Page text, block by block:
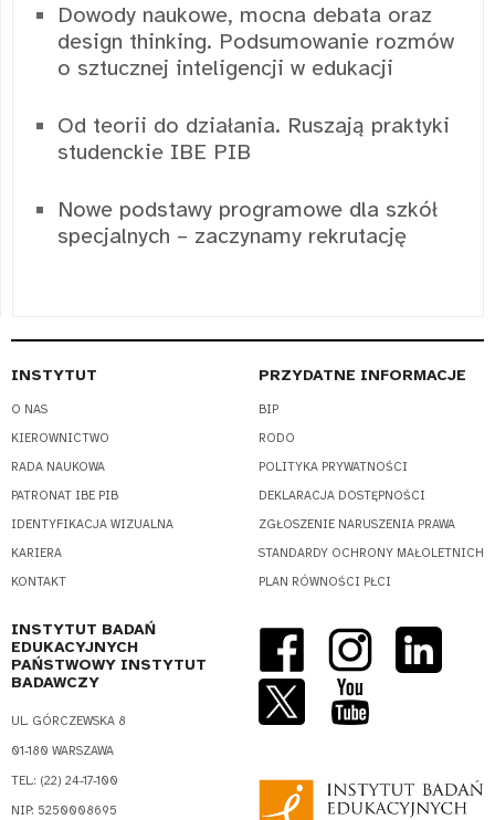
Dowody naukowe, mocna debata oraz
design thinking. Podsumowanie rozmów
o sztucznej inteligencji w edukacji
Od teorii do działania. Ruszają praktyki
studenckie IBE PIB
Nowe podstawy programowe dla szkół
specjalnych – zaczynamy rekrutację
INSTYTUT
O NAS
KIEROWNICTWO
RADA NAUKOWA
PATRONAT IBE PIB
IDENTYFIKACJA WIZUALNA
KARIERA
KONTAKT
PRZYDATNE INFORMACJE
BIP
RODO
POLITYKA PRYWATNOŚCI
DEKLARACJA DOSTĘPNOŚCI
ZGŁOSZENIE NARUSZENIA PRAWA
STANDARDY OCHRONY MAŁOLETNICH
PLAN RÓWNOŚCI PŁCI
INSTYTUT BADAŃ
EDUKACYJNYCH
PAŃSTWOWY INSTYTUT
BADAWCZY
UL. GÓRCZEWSKA 8
01-180 WARSZAWA
TEL.: (22) 24-17-100
NIP: 5250008695